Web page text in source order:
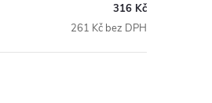
316 Kč
261 Kč bez DPH